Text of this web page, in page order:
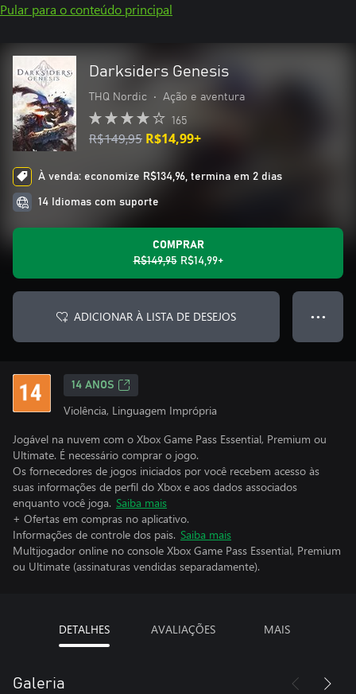
Pular para o conteúdo principal
Darksiders Genesis
THQ Nordic • Ação e aventura
165
R$149,95 R$14,99+
À venda: economize R$134,96, termina em 2 dias
14 Idiomas com suporte
COMPRAR
R$149,95 R$14,99+
ADICIONAR À LISTA DE DESEJOS ● ● ●
14 ANOS
Violência, Linguagem Imprópria
Jogável na nuvem com o Xbox Game Pass Essential, Premium ou
Ultimate. É necessário comprar o jogo.
Os fornecedores de jogos iniciados por você recebem acesso às
suas informações de perfil do Xbox e aos dados associados
enquanto você joga. Saiba mais
+ Ofertas em compras no aplicativo.
Informações de controle dos pais. Saiba mais
Multijogador online no console Xbox Game Pass Essential, Premium
ou Ultimate (assinaturas vendidas separadamente).
DETALHES AVALIAÇÕES MAIS
Galeria